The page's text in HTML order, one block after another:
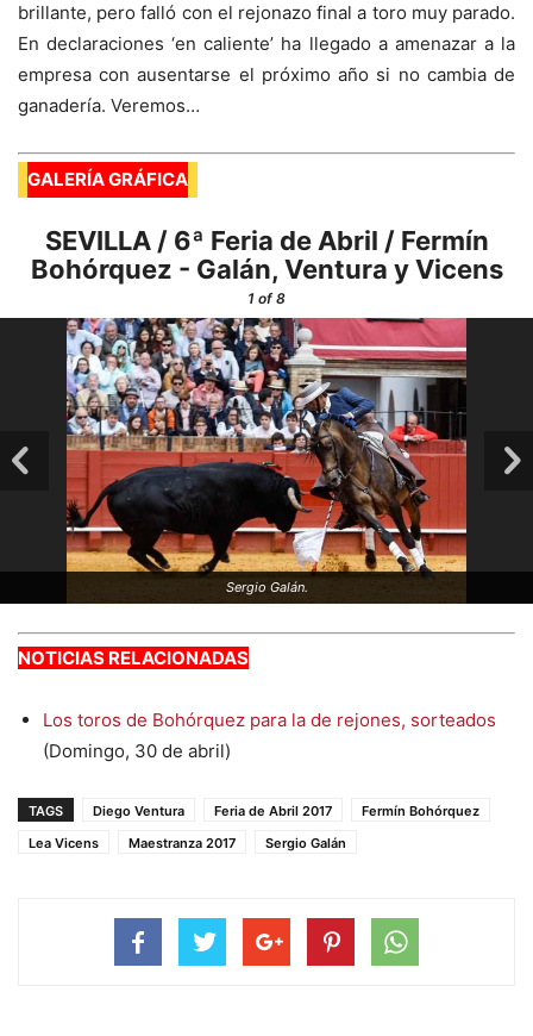
brillante, pero falló con el rejonazo final a toro muy parado.
En declaraciones ‘en caliente’ ha llegado a amenazar a la
empresa con ausentarse el próximo año si no cambia de
ganadería. Veremos…
GALERÍA GRÁFICA
SEVILLA / 6ª Feria de Abril / Fermín
Bohórquez - Galán, Ventura y Vicens
1 of 8
Sergio Galán.
NOTICIAS RELACIONADAS
Los toros de Bohórquez para la de rejones, sorteados
(Domingo, 30 de abril)
TAGS Diego Ventura Feria de Abril 2017
Fermín Bohórquez
Lea Vicens
Maestranza 2017 Sergio Galán